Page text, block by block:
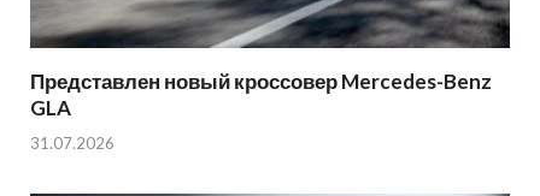
Представлен новый кроссовер Mercedes-Benz
GLA
31.07.2026